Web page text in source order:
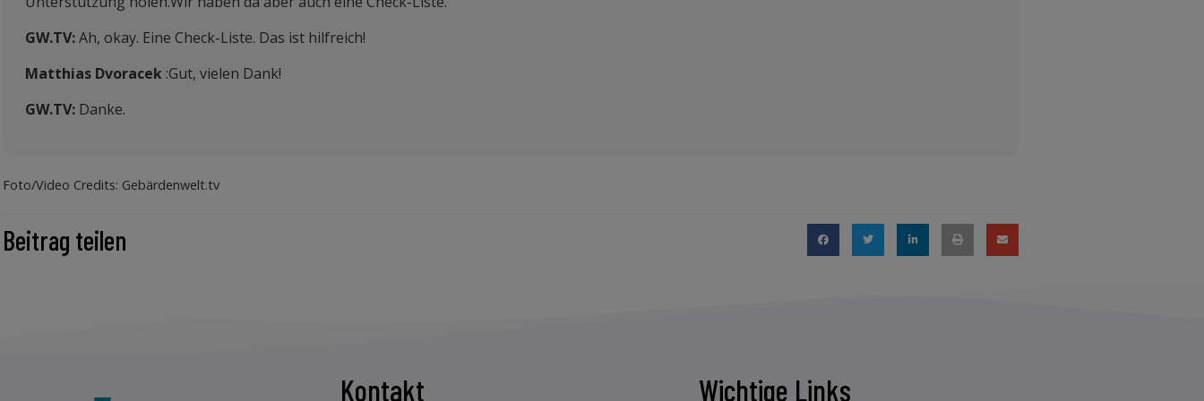
GW.TV:Ah, okay. Eine Check-Liste. Das ist hilfreich!
Matthias Dvoracek :Gut, vielen Dank!
GW.TV: Danke.
Foto/Video Credits: Gebärdenwelt.tv
Beitrag teilen
Kontakt Wichtige Links